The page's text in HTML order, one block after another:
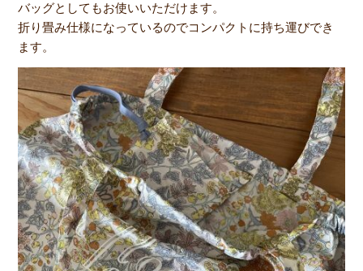
バッグとしてもお使いいただけます。
折り畳み仕様になっているのでコンパクトに持ち運びでき
ます。